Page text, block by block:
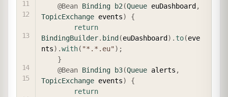
@Bean Binding b2 (Queue euDashboard ,
TopicExchange events)
{
return
BindingBuilder. bind (euDashboard ) . to(eve
nts) .with( "*.*.eu") ;
}
@Bean Binding b3(Queue alerts ,
TopicExchange events)
{
return